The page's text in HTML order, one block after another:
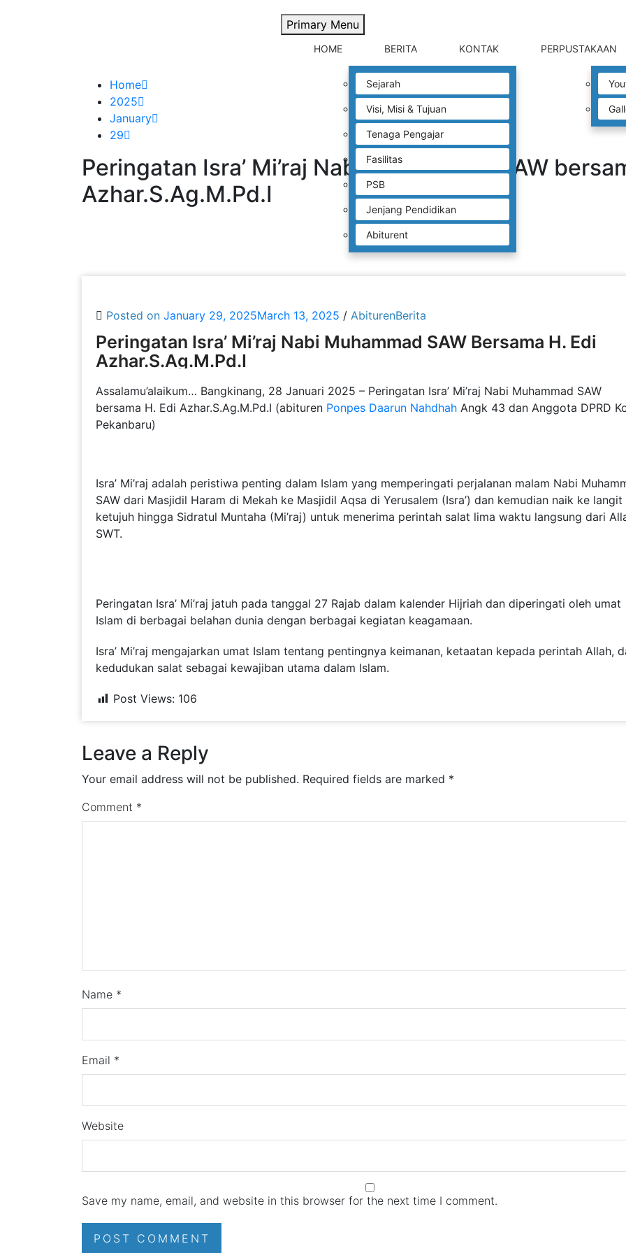
Primary Menu
HOME BERITA KONTAK
Sejarah
Visi, Misi & Tujuan
Tenaga Pengajar
Fasilitas
PSB
Jenjang Pendidikan
Abiturent
PERPUSTAKAAN
Home
2025
January
29
Peringatan Isra’ Mi’raj Nabi Muhammad SAW
Azhar.S.Ag.M.Pd.I
Posted on January 29, 2025March 13, 2025 / AbiturenBerita
Peringatan Isra’ Mi’raj Nabi Muhammad SAW Bersama H. Edi
Azhar.S.Ag.M.Pd.I
Assalamu’alaikum… Bangkinang, 28 Januari 2025 – Peringatan Isra’ Mi’raj Nabi Muhammad SAW
bersama H. Edi Azhar.S.Ag.M.Pd.I (abituren Ponpes Daarun Nahdhah Angk 43 dan Anggota DPRD
Pekanbaru)
Isra’ Mi’raj adalah peristiwa penting dalam Islam yang memperingati perjalanan malam Nabi
SAW dari Masjidil Haram di Mekah ke Masjidil Aqsa di Yerusalem (Isra’) dan kemudian naik ke langit
ketujuh hingga Sidratul Muntaha (Mi’raj) untuk menerima perintah salat lima waktu langsung dari
SWT.
Peringatan Isra’ Mi’raj jatuh pada tanggal 27 Rajab dalam kalender Hijriah dan diperingati oleh umat
Islam di berbagai belahan dunia dengan berbagai kegiatan keagamaan.
Isra’ Mi’raj mengajarkan umat Islam tentang pentingnya keimanan, ketaatan kepada perintah Allah,
kedudukan salat sebagai kewajiban utama dalam Islam.
Post Views: 106
Leave a Reply
Your email address will not be published. Required fields are marked *
Comment *
Name *
Email *
Website
Save my name, email, and website in this browser for the next time I comment.